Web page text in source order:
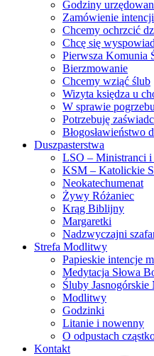
Godziny
Zamówienie
Chcemy ochrzcić
Chcę się
Pierwsza Komunia
Bierzmowanie
Chcemy wziąć ślub
Wizyta księdza u
W sprawie pogrzebu
Potrzebuję
Błogosławieństwo
Duszpasterstwa
LSO – Ministranci
KSM – Katolickie
Neokatechumenat
Żywy Różaniec
Krąg Biblijny
Margaretki
Nadzwyczajni
Strefa Modlitwy
Papieskie intencje
Medytacja Słowa
Śluby
Modlitwy
Godzinki
Litanie i nowenny
O odpustach
Kontakt